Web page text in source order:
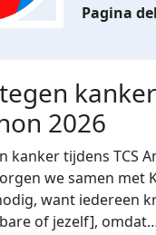
2026
kanker tijdens TCS
we samen met
want iedereen
of jezelf],